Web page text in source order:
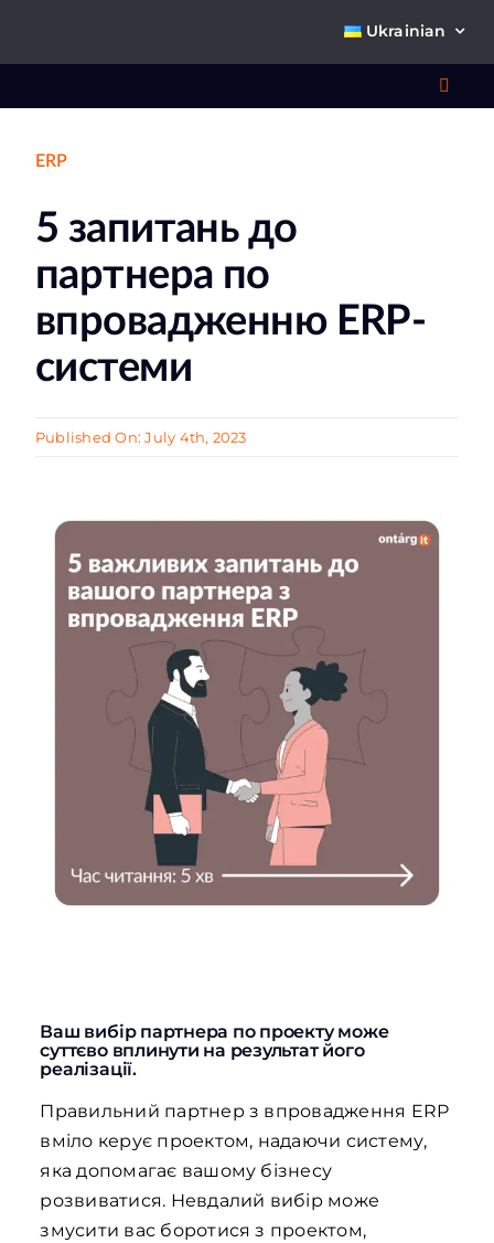
Ukrainian
ERP
5 запитань до
партнера по
впровадженню ERP-
системи
Published On: July 4th, 2023
Ваш вибір партнера по проекту може
суттєво вплинути на результат його
реалізації.
Правильний партнер з впровадження ERP
вміло керує проектом, надаючи систему,
яка допомагає вашому бізнесу
розвиватися. Невдалий вибір може
змусити вас боротися з проектом,